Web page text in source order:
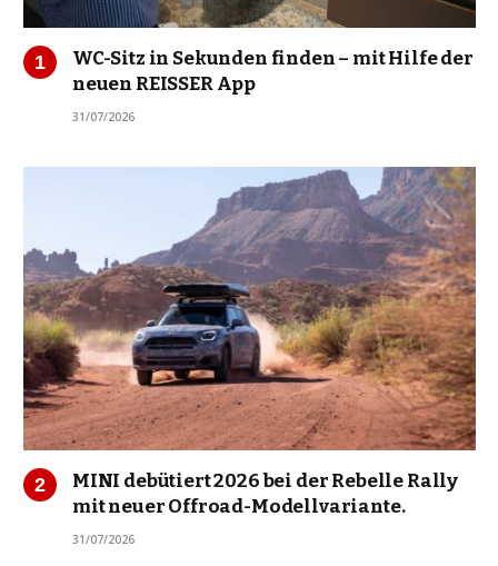
WC-Sitz in Sekunden finden – mit Hilfe der
neuen REISSER App
31/07/2026
MINI debütiert 2026 bei der Rebelle Rally
mit neuer Offroad-Modellvariante.
31/07/2026